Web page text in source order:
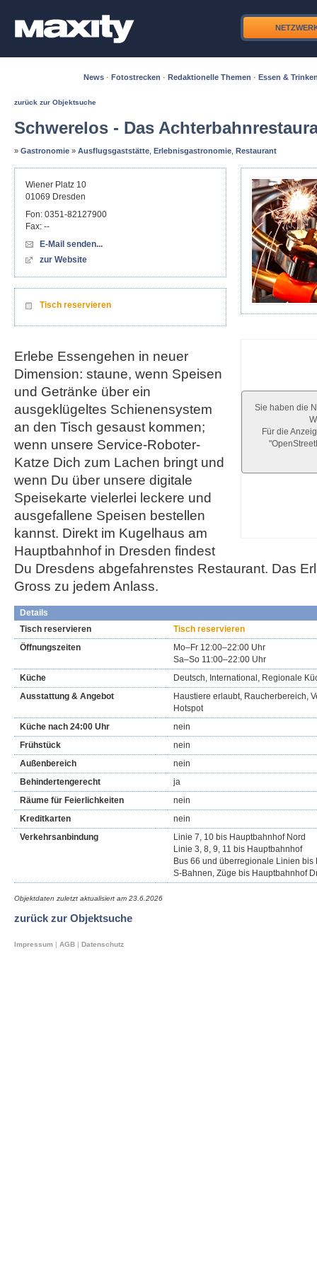
News · Fotostrecken · Redaktionelle Themen · Essen &
zurück zur Objektsuche
Schwerelos - Das
» Gastronomie » Ausflugsgaststätte Erlebnisgastronomie Restaurant
Sie haben die
Für die
Wiener Platz 10
01069 Dresden
Fon: 0351-82127900
Fax: --
E-Mail senden...
zur Website
Tisch reservieren
Erlebe Essengehen in neuer
Dimension: staune, wenn Speisen
und Getränke über ein
ausgeklügeltes Schienensystem
an den Tisch gesaust kommen;
wenn unsere Service-Roboter-
Katze Dich zum Lachen bringt und
wenn Du über unsere digitale
Speisekarte vielerlei leckere und
ausgefallene Speisen bestellen
kannst. Direkt im Kugelhaus am
Hauptbahnhof in Dresden findest
Du Dresdens abgefahrenstes Restaurant. Das
Gross zu jedem Anlass.
Details
Tisch reservieren
Tisch reservieren
Öffnungszeiten
Mo–Fr 12:00–22:00 Uhr
Sa–So 11:00–22:00 Uhr
Küche
Deutsch, International, Regionale
Ausstattung & Angebot
Haustiere erlaubt, Raucherbereich,
Hotspot
Küche nach 24:00 Uhr
nein
Frühstück
nein
Außenbereich
nein
Behindertengerecht
ja
Räume für Feierlichkeiten
nein
Kreditkarten
nein
Verkehrsanbindung
Linie 7, 10 bis Hauptbahnhof Nord
Linie 3, 8, 9, 11 bis Hauptbahnhof
Bus 66 und überregionale Linien bis
S-Bahnen, Züge bis Hauptbahnhof
Objektdaten zuletzt aktualisiert am 23.6.2026
zurück zur Objektsuche
Impressum | AGB | Datenschutz